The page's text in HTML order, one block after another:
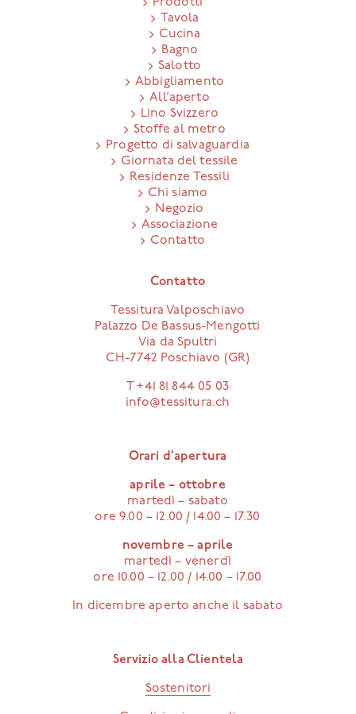
Tavola
Cucina
Bagno
Salotto
Abbigliamento
All’aperto
Lino Svizzero
Stoffe al metro
Progetto di salvaguardia
Giornata del tessile
Residenze Tessili
Chi siamo
Negozio
Associazione
Contatto
Contatto
Tessitura Valposchiavo
Palazzo De Bassus-Mengotti
Via da Spultri
CH-7742 Poschiavo (GR)
T +41 81 844 05 03
info@tessitura.ch
Orari d’apertura
aprile – ottobre
martedì – sabato
ore 9.00 – 12.00 / 14.00 – 17.30
novembre – aprile
martedì – venerdì
ore 10.00 – 12.00 / 14.00 – 17.00
In dicembre aperto anche il sabato
Servizio alla Clientela
Sostenitori